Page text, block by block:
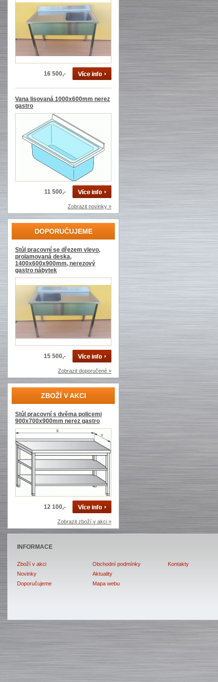
16 500,-
Vana lisovaná 1000x600mm nerez
gastro
11 500,-
Zobrazit novinky »
DOPORUČUJEME
Stůl pracovní se dřezem vlevo,
prolamovaná deska,
1400x600x900mm, nerezový
gastro nábytek
15 500,-
Zobrazit doporučené »
ZBOŽÍ V AKCI
Stůl pracovní s dvěma policemi
900x700x900mm nerez gastro
12 100,-
Zobrazit zboží v akci »
INFORMACE
Zboží v akci
Novinky
Doporučujeme
Obchodní podmínky
Aktuality
Mapa webu
Kontakty